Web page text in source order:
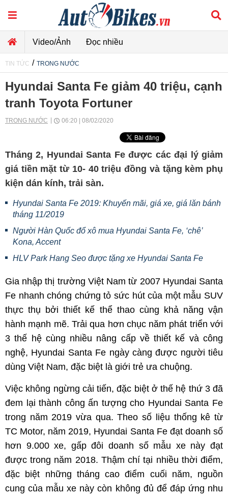
Video/Ảnh Đọc nhiều
TIN TỨC / TRONG NƯỚC
Hyundai Santa Fe giảm 40 triệu, cạnh
tranh Toyota Fortuner
TRONG NƯỚC 06:20 | 08/02/2020
Tháng 2, Hyundai Santa Fe được các đại lý giảm
giá tiền mặt từ 10- 40 triệu đồng và tặng kèm phụ
kiện dán kính, trải sàn.
Hyundai Santa Fe 2019: Khuyến mãi, giá xe, giá lăn bánh
tháng 11/2019
Người Hàn Quốc đổ xô mua Hyundai Santa Fe, ‘chê’
Kona, Accent
HLV Park Hang Seo được tặng xe Hyundai Santa Fe
Gia nhập thị trường Việt Nam từ 2007 Hyundai Santa
Fe nhanh chóng chứng tỏ sức hút của một mẫu SUV
thực thụ bởi thiết kế thể thao cùng khả năng vận
hành mạnh mẽ. Trải qua hơn chục năm phát triển với
3 thế hệ cùng nhiều nâng cấp về thiết kế và công
nghệ, Hyundai Santa Fe ngày càng được người tiêu
dùng Việt Nam, đặc biệt là giới trẻ ưa chuộng.
Việc không ngừng cải tiến, đặc biệt ở thế hệ thứ 3 đã
đem lại thành công ấn tượng cho Hyundai Santa Fe
trong năm 2019 vừa qua. Theo số liệu thống kê từ
TC Motor, năm 2019, Hyundai Santa Fe đạt doanh số
hơn 9.000 xe, gấp đôi doanh số mẫu xe này đạt
được trong năm 2018. Thậm chí tại nhiều thời điểm,
đặc biệt những tháng cao điểm cuối năm, nguồn
cung của mẫu xe này còn không đủ để đáp ứng nhu